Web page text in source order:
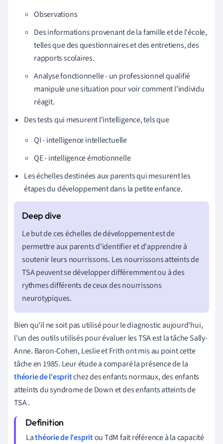
Observations
Des informations provenant de la famille et de l'école,
telles que des questionnaires et des entretiens, des
rapports scolaires.
Analyse fonctionnelle - un professionnel qualifié
manipule une situation pour voir comment l'individu
réagit.
Des tests qui mesurent l'intelligence, tels que
QI - intelligence intellectuelle
QE - intelligence émotionnelle
Les échelles destinées aux parents qui mesurent les
étapes du développement dans la petite enfance.
Le but de ces échelles de développement est de
permettre aux parents d'identifier et d'apprendre à
soutenir leurs nourrissons. Les nourrissons atteints de
TSA peuvent se développer différemment ou à des
rythmes différents de ceux des nourrissons
neurotypiques.
Bien qu'il ne soit pas utilisé pour le diagnostic aujourd'hui,
l'un des outils utilisés pour évaluer les TSA est la tâche Sally-
Anne. Baron-Cohen, Leslie et Frith ont mis au point cette
tâche en 1985. Leur étude a comparé la présence de la
théorie de l'espritchez des enfants normaux, des enfants
atteints du syndrome de Down et des enfants atteints de
TSA.
Lathéorie de l'espritou TdM fait référence à la capacité